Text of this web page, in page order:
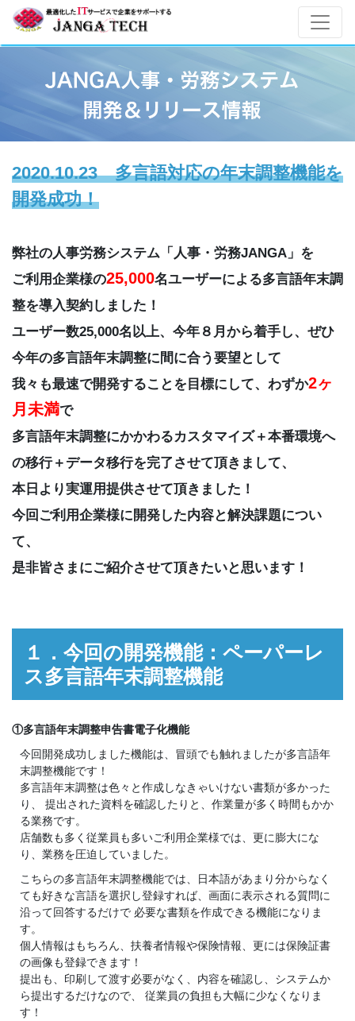
2020.10.23 多言語対応の年末調整機能を
開発成功！
弊社の人事労務システム「人事・労務JANGA」を
ご利用企業様の25,000名ユーザーによる多言語年末調
整を導入契約しました！
ユーザー数25,000名以上、今年８月から着手し、ぜひ
今年の多言語年末調整に間に合う要望として
我々も最速で開発することを目標にして、わずか2ヶ
月未満で
多言語年末調整にかかわるカスタマイズ＋本番環境へ
の移行＋データ移行を完了させて頂きまして、
本日より実運用提供させて頂きました！
今回ご利用企業様に開発した内容と解決課題につい
て、
是非皆さまにご紹介させて頂きたいと思います！
１．今回の開発機能：ペーパーレ
ス多言語年末調整機能
①多言語年末調整申告書電子化機能
今回開発成功しました機能は、冒頭でも触れましたが多言語年
末調整機能です！
多言語年末調整は色々と作成しなきゃいけない書類が多かった
り、 提出された資料を確認したりと、作業量が多く時間もかか
る業務です。
店舗数も多く従業員も多いご利用企業様では、更に膨大にな
り、業務を圧迫していました。
こちらの多言語年末調整機能では、日本語があまり分からなく
ても好きな言語を選択し登録すれば、画面に表示される質問に
沿って回答するだけで 必要な書類を作成できる機能になりま
す。
個人情報はもちろん、扶養者情報や保険情報、更には保険証書
の画像も登録できます！
提出も、印刷して渡す必要がなく、内容を確認し、システムか
ら提出するだけなので、 従業員の負担も大幅に少なくなりま
す！